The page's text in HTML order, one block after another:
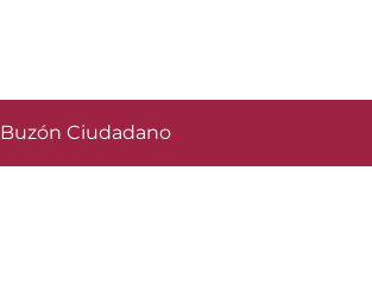
Buzón Ciudadano